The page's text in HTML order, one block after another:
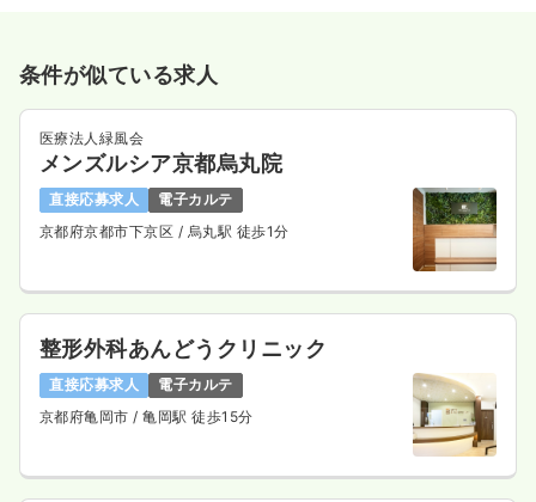
条件が似ている求人
医療法人緑風会
メンズルシア京都烏丸院
直接応募求人
電子カルテ
京都府京都市下京区 / 烏丸駅 徒歩1分
整形外科あんどうクリニック
直接応募求人
電子カルテ
京都府亀岡市 / 亀岡駅 徒歩15分